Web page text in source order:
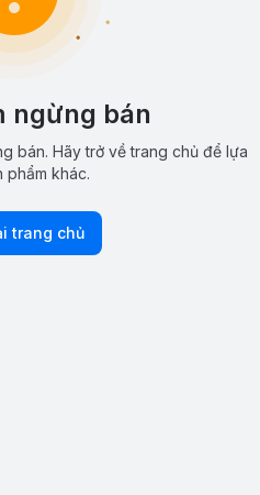
ngừng bán
bán. Hãy trở về trang chủ để lựa
phẩm khác.
trang chủ